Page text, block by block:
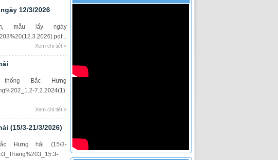
12/3/2026
mẫu lấy ngày
Xem chi tiết »
Bắc Hưng
7.2.2024(1)
Xem chi tiết »
(15/3-21/3/2026)
Hưng hải (15/3-